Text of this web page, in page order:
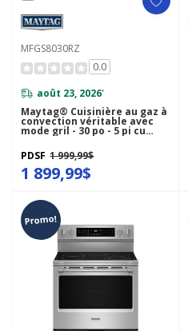
MFGS8030RZ
0.0
août 23, 2026*
Maytag® Cuisinière au gaz à
convection véritable avec
mode gril - 30 po - 5 pi cu
MFGS8030RZ
PDSF 1 999,99$
1 899,99$
Promo!